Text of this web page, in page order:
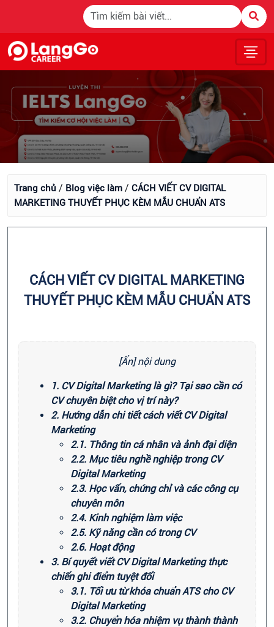
Trang chủ / Blog việc làm / CÁCH VIẾT CV DIGITAL
MARKETING THUYẾT PHỤC KÈM MẪU CHUẨN ATS
CÁCH VIẾT CV DIGITAL MARKETING
THUYẾT PHỤC KÈM MẪU CHUẨN ATS
[Ẩn] nội dung
1. CV Digital Marketing là gì? Tại sao cần có
CV chuyên biệt cho vị trí này?
2. Hướng dẫn chi tiết cách viết CV Digital
Marketing
2.1. Thông tin cá nhân và ảnh đại diện
2.2. Mục tiêu nghề nghiệp trong CV
Digital Marketing
2.3. Học vấn, chứng chỉ và các công cụ
chuyên môn
2.4. Kinh nghiệm làm việc
2.5. Kỹ năng cần có trong CV
2.6. Hoạt động
3. Bí quyết viết CV Digital Marketing thực
chiến ghi điểm tuyệt đối
3.1. Tối ưu từ khóa chuẩn ATS cho CV
Digital Marketing
3.2. Chuyển hóa nhiệm vụ thành thành